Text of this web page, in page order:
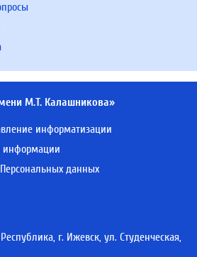
М.Т. Калашникова»
информатизации
информации
данных
г. Ижевск, ул. Студенческая,